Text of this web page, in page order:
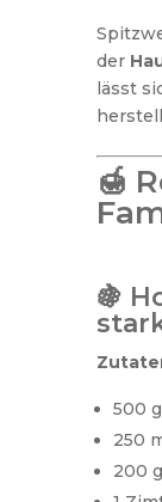
der
lässt
🍯
🍇
500
250
200